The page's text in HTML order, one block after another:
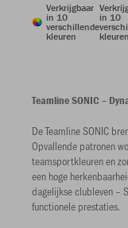
Verkrijgbaar
in 10
verschillende
kleuren
in 10
kleuren
Teamline SONIC –
De Teamline SONIC
Opvallende patronen
teamsportkleuren en
een hoge
dagelijkse clubleven –
functionele prestaties.